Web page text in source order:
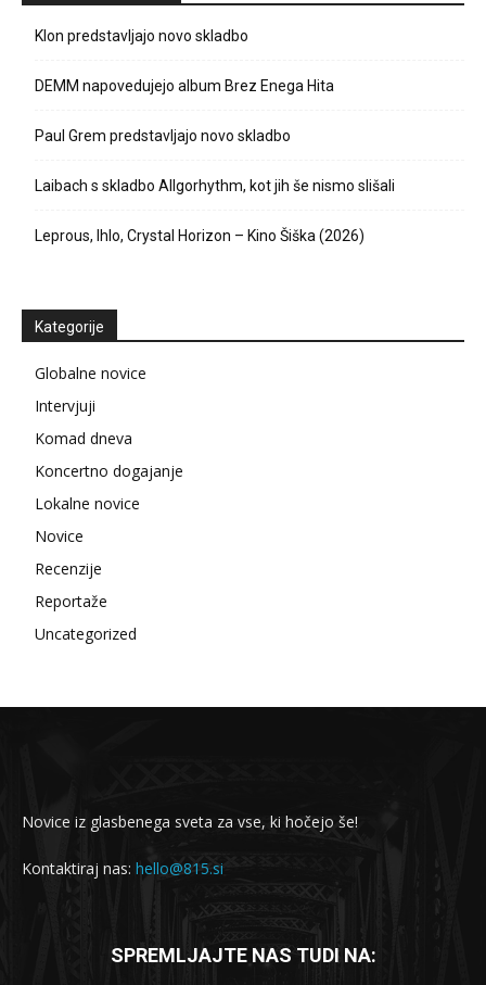
Klon predstavljajo novo skladbo
DEMM napovedujejo album Brez Enega Hita
Paul Grem predstavljajo novo skladbo
Laibach s skladbo Allgorhythm, kot jih še nismo slišali
Leprous, Ihlo, Crystal Horizon – Kino Šiška (2026)
Kategorije
Globalne novice
Intervjuji
Komad dneva
Koncertno dogajanje
Lokalne novice
Novice
Recenzije
Reportaže
Uncategorized
Novice iz glasbenega sveta za vse, ki hočejo še!
Kontaktiraj nas: hello@815.si
SPREMLJAJTE NAS TUDI NA: